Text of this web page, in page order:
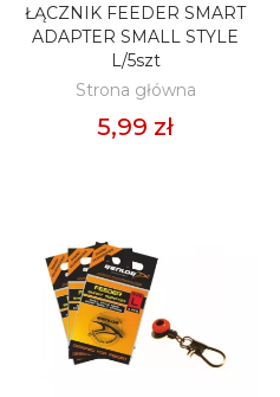
DODAJ DO KOSZYKA
ŁĄCZNIK FEEDER SMART
ADAPTER SMALL STYLE
L/5szt
Strona główna
5,99 zł